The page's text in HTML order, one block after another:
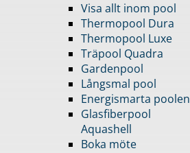
Visa allt inom pool
Thermopool Dura
Thermopool Luxe
Träpool Quadra
Gardenpool
Långsmal pool
Energismarta poolen
Glasfiberpool
Aquashell
Boka möte